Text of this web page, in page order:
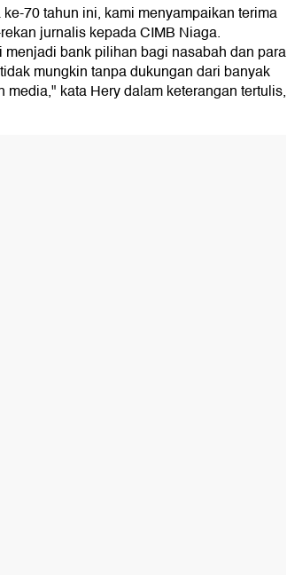
70 tahun ini, kami menyampaikan terima
jurnalis kepada CIMB Niaga.
bank pilihan bagi nasabah dan para
mungkin tanpa dukungan dari banyak
media," kata Hery dalam keterangan tertulis,